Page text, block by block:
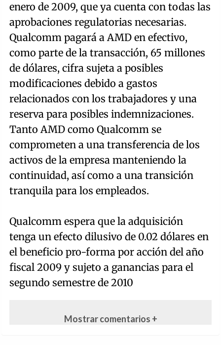
enero de 2009, que ya cuenta con todas las
aprobaciones regulatorias necesarias.
Qualcomm pagará a AMD en efectivo,
como parte de la transacción, 65 millones
de dólares, cifra sujeta a posibles
modificaciones debido a gastos
relacionados con los trabajadores y una
reserva para posibles indemnizaciones.
Tanto AMD como Qualcomm se
comprometen a una transferencia de los
activos de la empresa manteniendo la
continuidad, así como a una transición
tranquila para los empleados.
Qualcomm espera que la adquisición
tenga un efecto dilusivo de 0.02 dólares en
el beneficio pro-forma por acción del año
fiscal 2009 y sujeto a ganancias para el
segundo semestre de 2010
Mostrar comentarios +